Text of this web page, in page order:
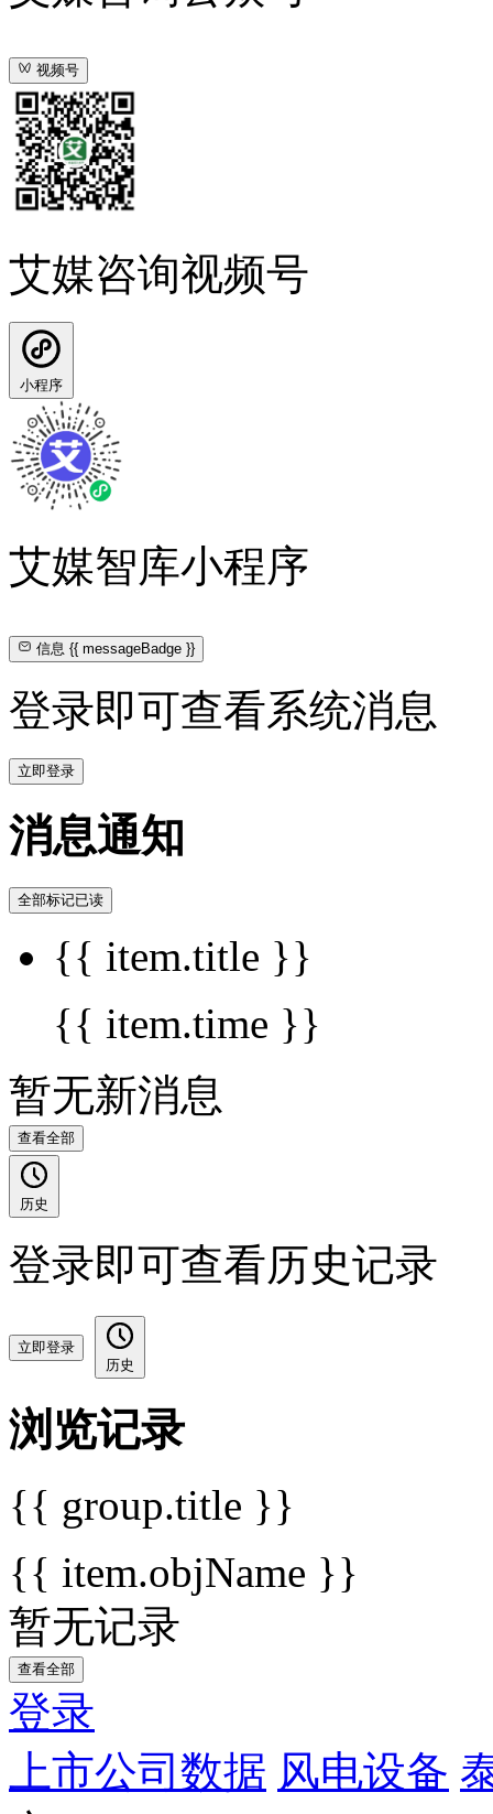
视频号
艾媒咨询视频号
小程序
艾媒智库小程序
信息{{ messageBadge }}
登录即可查看系统消息
立即登录
消息通知
全部标记已读
{{ item.title }}
{{ item.time }}
暂无新消息
查看全部
历史
登录即可查看历史记录
立即登录
历史
浏览记录
{{ group.title }}
{{ item.objName }}
暂无记录
查看全部
登录
上市公司数据 风电设备